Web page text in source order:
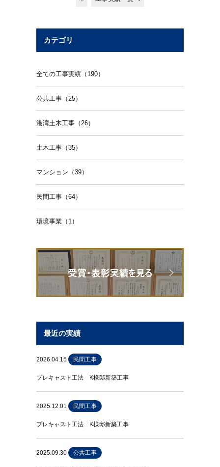
カテゴリ
全ての工事実績（190）
公共工事（25）
港湾土木工事（26）
土木工事（35）
マンション（39）
民間工事（64）
環境事業（1）
最近の実績
2026.04.15 民間工事
プレキャスト工法 K様邸新築工事
2025.12.01 民間工事
プレキャスト工法 K様邸新築工事
2025.09.30 公共工事